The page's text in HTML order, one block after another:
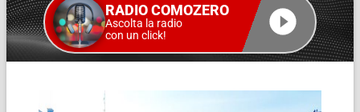
RADIO COMOZERO
Ascolta la radio
con un click!